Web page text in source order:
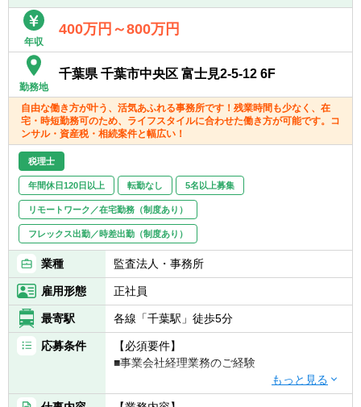
経験の方でも活躍しており、お互いにフォロ
ーしあう社風です。
※入社1年後には、月次決算書作成を約10社、
訪問を約7社ご担当いただくイメージです。
きます！
【当社の特徴・出来ること】
営支援をすることができます。
■会計・財務だけでなく、税務・労務・シス
テムなどの専門知識を身につけることができ
ます。また業務を通じて経営企画の経験を積
むことができます。
【主な使用ソフト】
可能性あり
年収
400万円～800万円
勤務地
千葉県 千葉市中央区 富士見2-5-12 6F
自由な働き方が叶う、活気あふれる事務所です！残業時間も少なく、在
宅・時短勤務可のため、ライフスタイルに合わせた働き方が可能です。コ
ンサル・資産税・相続案件と幅広い！
税理士
年間休日120日以上 転勤なし 5名以上募集
リモートワーク／在宅勤務（制度あり）
フレックス出勤／時差出勤（制度あり）
業種 監査法人・事務所
雇用形態 正社員
最寄駅 各線「千葉駅」徒歩5分
応募条件
【必須要件】
■事業会社経理業務のご経験
【歓迎要件】